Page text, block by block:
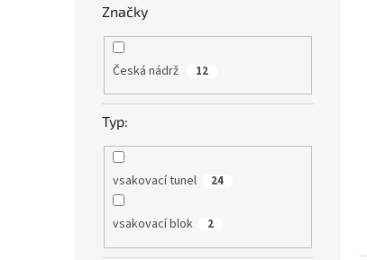
Značky
Česká nádrž 12
Typ:
vsakovací tunel 24
vsakovací blok 2